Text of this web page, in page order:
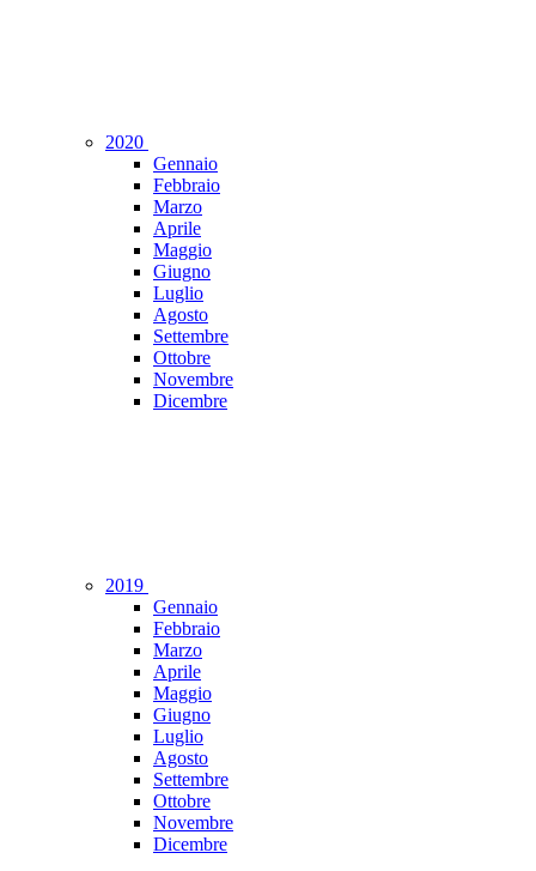
2020
Gennaio
Febbraio
Marzo
Aprile
Maggio
Giugno
Luglio
Agosto
Settembre
Ottobre
Novembre
Dicembre
2019
Gennaio
Febbraio
Marzo
Aprile
Maggio
Giugno
Luglio
Agosto
Settembre
Ottobre
Novembre
Dicembre